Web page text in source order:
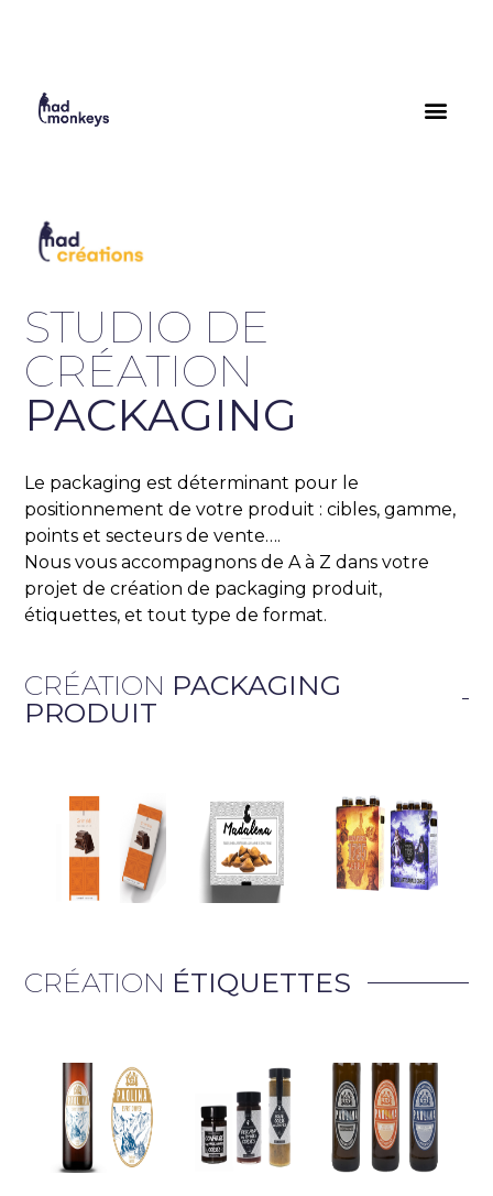
STUDIO DE
CRÉATION
PACKAGING
Le packaging est déterminant pour le
positionnement de votre produit : cibles, gamme,
points et secteurs de vente….
Nous vous accompagnons de A à Z dans votre
projet de création de packaging produit,
étiquettes, et tout type de format.
CRÉATION PACKAGING
PRODUIT
CRÉATION ÉTIQUETTES